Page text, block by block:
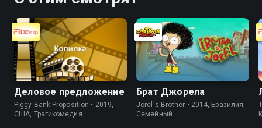
Деловое предложение
Piggy Bank Proposition • 2019,
США, Трагикомедия
Брат Джорела
Jorel's Brother • 2014, Бразилия,
Cемейный